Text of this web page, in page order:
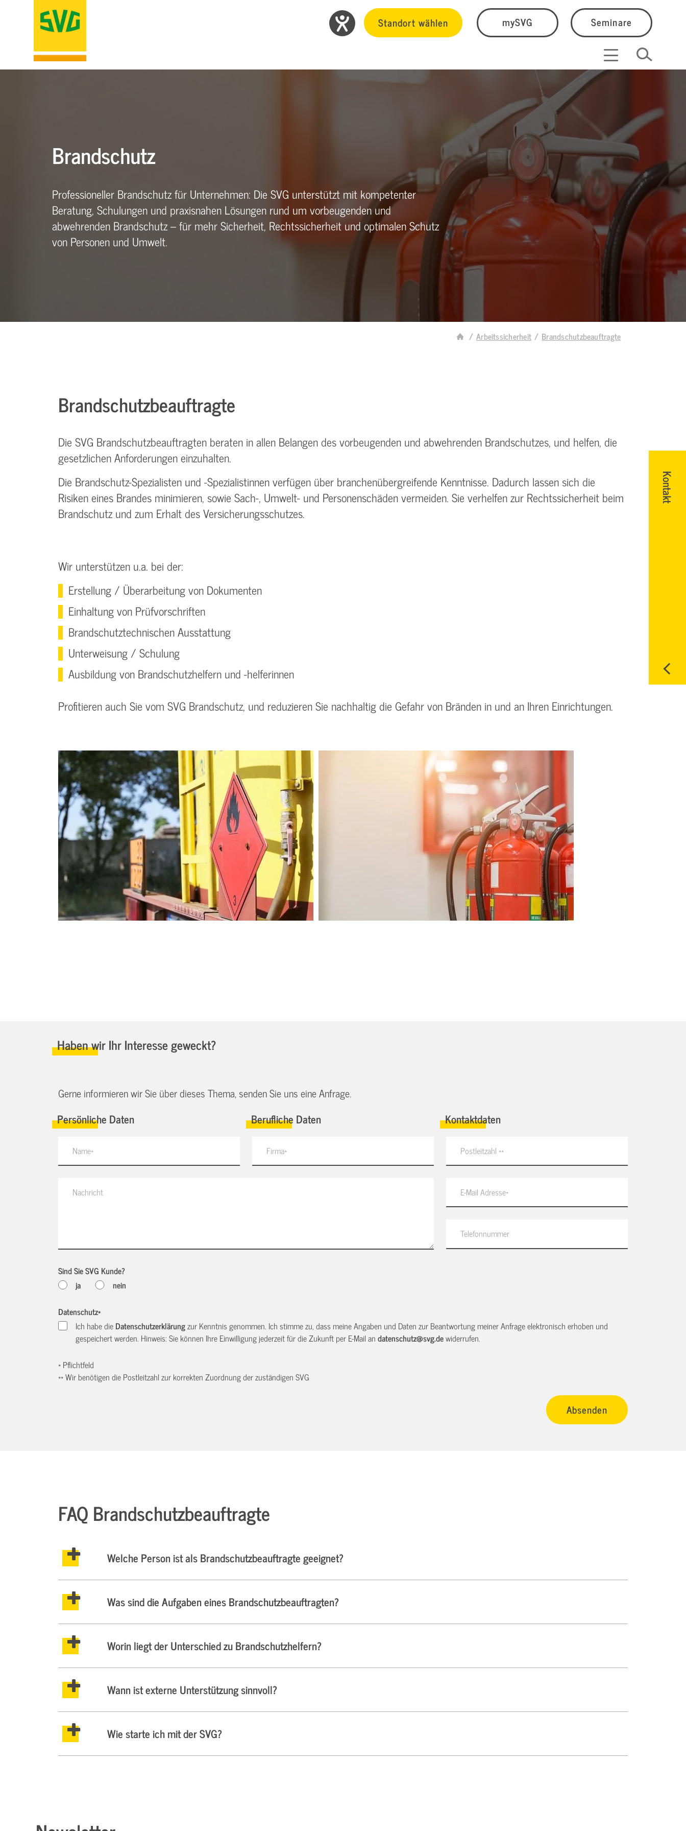
Standort wählen mySVG Seminare
Brandschutz
Professioneller Brandschutz für Unternehmen: Die SVG unterstützt mit kompetenter
Beratung, Schulungen und praxisnahen Lösungen rund um vorbeugenden und
abwehrenden Brandschutz – für mehr Sicherheit, Rechtssicherheit und optimalen Schutz
von Personen und Umwelt.
Arbeitssicherheit Brandschutzbeauftragte
Kontakt
Brandschutzbeauftragte
Die SVG Brandschutzbeauftragten beraten in allen Belangen des vorbeugenden und abwehrenden Brandschutzes, und helfen, die
gesetzlichen Anforderungen einzuhalten.
Die Brandschutz-Spezialisten und -Spezialistinnen verfügen über branchenübergreifende Kenntnisse. Dadurch lassen sich die
Risiken eines Brandes minimieren, sowie Sach-, Umwelt- und Personenschäden vermeiden. Sie verhelfen zur Rechtssicherheit beim
Brandschutz und zum Erhalt des Versicherungsschutzes.
Wir unterstützen u.a. bei der:
Erstellung / Überarbeitung von Dokumenten
Einhaltung von Prüfvorschriften
Brandschutztechnischen Ausstattung
Unterweisung / Schulung
Ausbildung von Brandschutzhelfern und -helferinnen
Profitieren auch Sie vom SVG Brandschutz, und reduzieren Sie nachhaltig die Gefahr von Bränden in und an Ihren Einrichtungen.
Haben wir Ihr Interesse geweckt?
Gerne informieren wir Sie über dieses Thema, senden Sie uns eine Anfrage.
Persönliche Daten Berufliche Daten Kontaktdaten
Sind Sie SVG Kunde?
ja
nein
Datenschutz*
Ich habe dieDatenschutzerklärungzur Kenntnis genommen. Ich stimme zu, dass meine Angaben und Daten zur Beantwortung meiner Anfrage elektronisch erhoben und
gespeichert werden. Hinweis: Sie können Ihre Einwilligung jederzeit für die Zukunft per E-Mail andatenschutz@svg.dewiderrufen.
* Pflichtfeld
** Wir benötigen die Postleitzahl zur korrekten Zuordnung der zuständigen SVG
FAQ Brandschutzbeauftragte
Welche Person ist als Brandschutzbeauftragte geeignet?
Was sind die Aufgaben eines Brandschutzbeauftragten?
Worin liegt der Unterschied zu Brandschutzhelfern?
Wann ist externe Unterstützung sinnvoll?
Wie starte ich mit der SVG?